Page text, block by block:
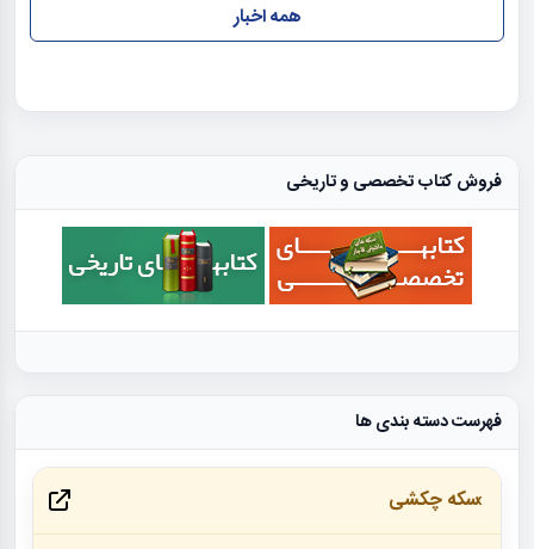
همه اخبار
فروش کتاب تخصصی و تاریخی
فهرست دسته بندی ها
سکه چکشی